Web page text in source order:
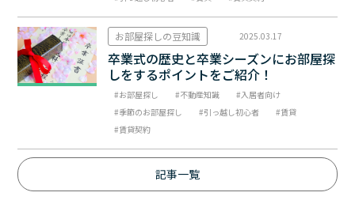
お部屋探しの豆知識 2025.03.17
卒業式の歴史と卒業シーズンにお部屋探
しをするポイントをご紹介！
お部屋探し 不動産知識
入居者向け
季節のお部屋探し
引っ越し初心者
賃貸
賃貸契約
記事一覧